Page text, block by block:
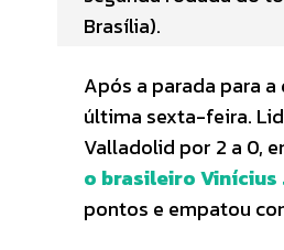
Brasília).
Após a parada para
última sexta-feira.
Valladolid por 2 a 0,
o brasileiro Vinícius
pontos e empatou